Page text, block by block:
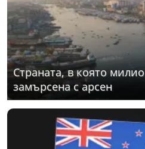
Страната, в която
замърсена с арсен